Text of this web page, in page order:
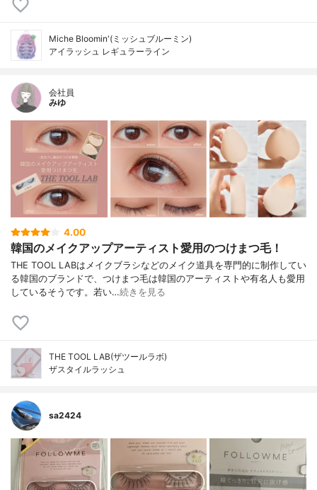
Miche Bloomin'(ミッシュブルーミン)
アイラッシュ レギュラーライン
会社員
みゆ
4.00
韓国のメイクアップアーティスト愛用のつけまつ毛！
THE TOOL LABはメイクブラシなどのメイク道具を専門的に制作してい
る韓国のブランドで、つけまつ毛は韓国のアーティストや有名人も愛用
しているそうです。若い…続きを見る
THE TOOL LAB(ザツールラボ)
ザスタイルラッシュ
sa2424